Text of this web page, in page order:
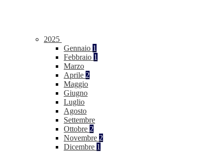
2025
Gennaio 1
Febbraio 1
Marzo
Aprile 2
Maggio
Giugno
Luglio
Agosto
Settembre
Ottobre 2
Novembre 2
Dicembre 1